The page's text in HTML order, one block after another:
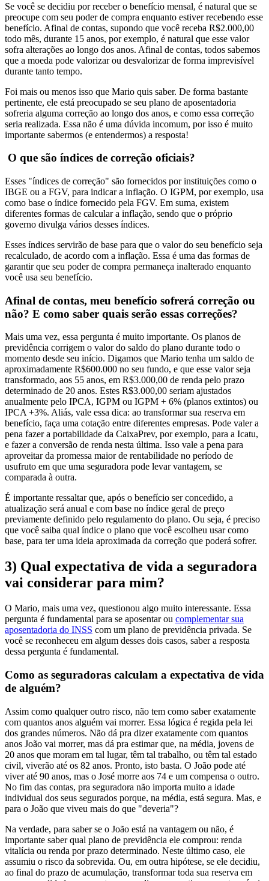
Se você se decidiu por receber o benefício mensal, é natural que se
preocupe com seu poder de compra enquanto estiver recebendo esse
benefício. Afinal de contas, supondo que você receba R$2.000,00
todo mês, durante 15 anos, por exemplo, é natural que esse valor
sofra alterações ao longo dos anos. Afinal de contas, todos sabemos
que a moeda pode valorizar ou desvalorizar de forma imprevisível
durante tanto tempo.
Foi mais ou menos isso que Mario quis saber. De forma bastante
pertinente, ele está preocupado se seu plano de aposentadoria
sofreria alguma correção ao longo dos anos, e como essa correção
seria realizada. Essa não é uma dúvida incomum, por isso é muito
importante sabermos (e entendermos) a resposta!
O que são índices de correção oficiais?
Esses "índices de correção" são fornecidos por instituições como o
IBGE ou a FGV, para indicar a inflação. O IGPM, por exemplo, usa
como base o índice fornecido pela FGV. Em suma, existem
diferentes formas de calcular a inflação, sendo que o próprio
governo divulga vários desses índices.
Esses índices servirão de base para que o valor do seu benefício seja
recalculado, de acordo com a inflação. Essa é uma das formas de
garantir que seu poder de compra permaneça inalterado enquanto
você usa seu benefício.
Afinal de contas, meu benefício sofrerá correção ou
não? E como saber quais serão essas correções?
Mais uma vez, essa pergunta é muito importante. Os planos de
previdência corrigem o valor do saldo do plano durante todo o
momento desde seu início. Digamos que Mario tenha um saldo de
aproximadamente R$600.000 no seu fundo, e que esse valor seja
transformado, aos 55 anos, em R$3.000,00 de renda pelo prazo
determinado de 20 anos. Estes R$3.000,00 seriam ajustados
anualmente pelo IPCA, IGPM ou IGPM + 6% (planos extintos) ou
IPCA +3%. Aliás, vale essa dica: ao transformar sua reserva em
benefício, faça uma cotação entre diferentes empresas. Pode valer a
pena fazer a portabilidade da CaixaPrev, por exemplo, para a Icatu,
e fazer a conversão de renda nesta última. Isso vale a pena para
aproveitar da promessa maior de rentabilidade no período de
usufruto em que uma seguradora pode levar vantagem, se
comparada à outra.
É importante ressaltar que, após o benefício ser concedido, a
atualização será anual e com base no índice geral de preço
previamente definido pelo regulamento do plano. Ou seja, é preciso
que você saiba qual índice o plano que você escolheu usar como
base, para ter uma ideia aproximada da correção que poderá sofrer.
3) Qual expectativa de vida a seguradora
vai considerar para mim?
O Mario, mais uma vez, questionou algo muito interessante. Essa
pergunta é fundamental para se aposentar ou complementar sua
aposentadoria do INSS com um plano de previdência privada. Se
você se reconheceu em algum desses dois casos, saber a resposta
dessa pergunta é fundamental.
Como as seguradoras calculam a expectativa de vida
de alguém?
Assim como qualquer outro risco, não tem como saber exatamente
com quantos anos alguém vai morrer. Essa lógica é regida pela lei
dos grandes números. Não dá pra dizer exatamente com quantos
anos João vai morrer, mas dá pra estimar que, na média, jovens de
20 anos que moram em tal lugar, têm tal trabalho, ou têm tal estado
civil, viverão até os 82 anos. Pronto, isto basta. O João pode até
viver até 90 anos, mas o José morre aos 74 e um compensa o outro.
No fim das contas, pra seguradora não importa muito a idade
individual dos seus segurados porque, na média, está segura. Mas, e
para o João que viveu mais do que "deveria"?
Na verdade, para saber se o João está na vantagem ou não, é
importante saber qual plano de previdência ele comprou: renda
vitalícia ou renda por prazo determinado. Neste último caso, ele
assumiu o risco da sobrevida. Ou, em outra hipótese, se ele decidiu,
ao final do prazo de acumulação, transformar toda sua reserva em